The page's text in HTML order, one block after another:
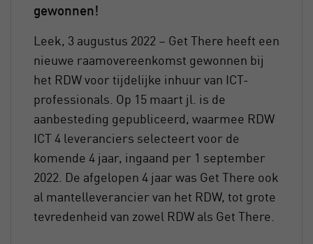
gewonnen!
Leek, 3 augustus 2022 – Get There heeft een
nieuwe raamovereenkomst gewonnen bij
het RDW voor tijdelijke inhuur van ICT-
professionals. Op 15 maart jl. is de
aanbesteding gepubliceerd, waarmee RDW
ICT 4 leveranciers selecteert voor de
komende 4 jaar, ingaand per 1 september
2022. De afgelopen 4 jaar was Get There ook
al mantelleverancier van het RDW, tot grote
tevredenheid van zowel RDW als Get There.